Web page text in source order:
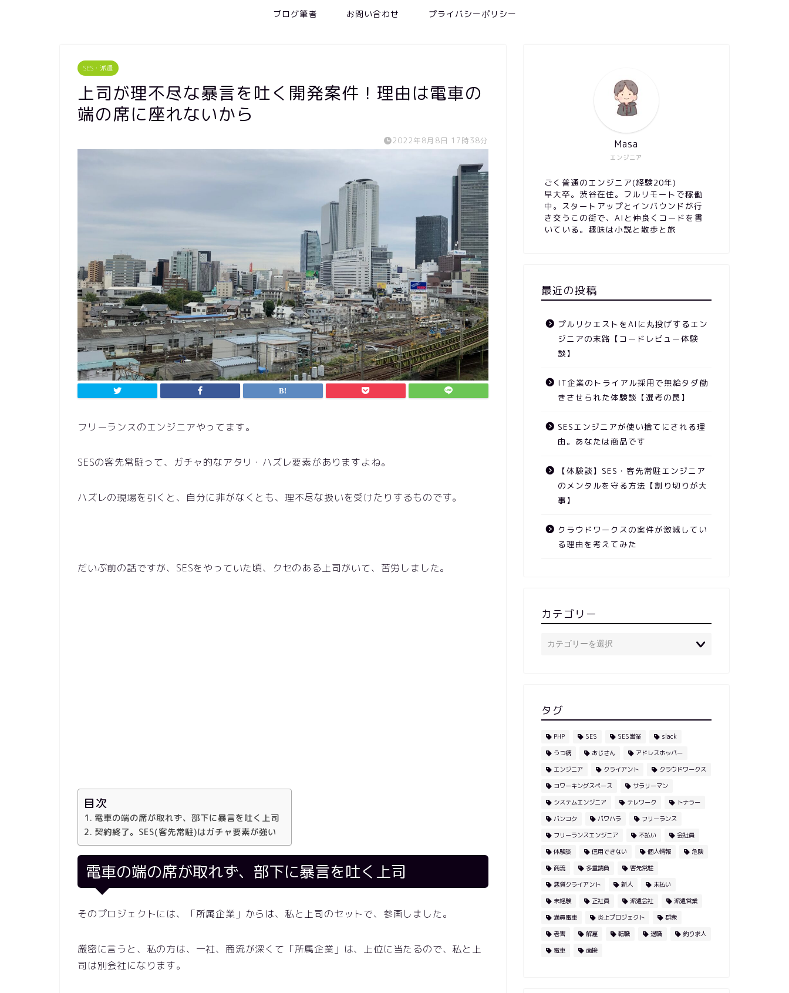
ブログ筆者 お問い合わせ プライバシーポリシー
SES・派遣
上司が理不尽な暴言を吐く開発案件！理由は電車の
端の席に座れないから
2022年8月8日 17時38分
フリーランスのエンジニアやってます。
SESの客先常駐って、ガチャ的なアタリ・ハズレ要素がありますよね。
ハズレの現場を引くと、自分に非がなくとも、理不尽な扱いを受けたりするものです。
だいぶ前の話ですが、 SESをやっていた頃、クセのある上司がいて、苦労しました。
目次
電車の端の席が取れず、部下に暴言を吐く上司
契約終了。SES(客先常駐)はガチャ要素が強い
電車の端の席が取れず、部下に暴言を吐く上司
そのプロジェクトには、「所属企業」からは、私と上司のセットで、参画しました。
厳密に言うと、私の方は、一社、商流が深くて「所属企業」は、上位に当たるので、私と上
司は別会社になります。
エンジニア
Masa
ごく普通のエンジニア(経験20年)
早大卒。渋谷在住。フルリモートで稼働
中。スタートアップとインバウンドが行
き交うこの街で、AIと仲良くコードを書
いている。趣味は小説と散歩と旅
最近の投稿
プルリクエストをAIに丸投げするエン
ジニアの末路【コードレビュー体験
談】
IT企業のトライアル採用で無給タダ働
きさせられた体験談【選考の罠】
SESエンジニアが使い捨てにされる理
由。あなたは商品です
【体験談】SES・客先常駐エンジニア
のメンタルを守る方法【割り切りが大
事】
クラウドワークスの案件が激減してい
る理由を考えてみた
カテゴリー
タグ
PHP SES SES営業
slack
うつ病
おじさん
アドレスホッパー
エンジニア
クライアント
クラウドワークス
コワーキングスペース
サラリーマン
システムエンジニア
テレワーク
トナラー
バンコク
パワハラ
フリーランス
フリーランスエンジニア
不払い
会社員
体験談
信用できない 個人情報
危険
商流
多重請負
客先常駐
悪質クライアント
新人
未払い
未経験
正社員 派遣会社
派遣営業
満員電車
炎上プロジェクト
群衆
老害
解雇 転職 退職
釣り求人
電車
面接